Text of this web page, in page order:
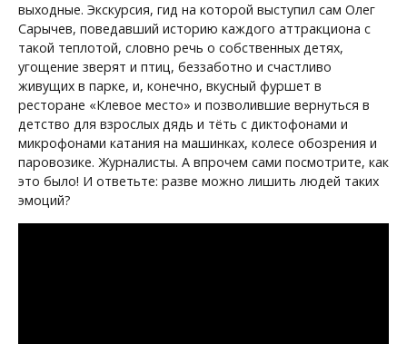
выходные. Экскурсия, гид на которой выступил сам Олег
Сарычев, поведавший историю каждого аттракциона с
такой теплотой, словно речь о собственных детях,
угощение зверят и птиц, беззаботно и счастливо
живущих в парке, и, конечно, вкусный фуршет в
ресторане «Клевое место» и позволившие вернуться в
детство для взрослых дядь и тёть с диктофонами и
микрофонами катания на машинках, колесе обозрения и
паровозике. Журналисты. А впрочем сами посмотрите, как
это было! И ответьте: разве можно лишить людей таких
эмоций?